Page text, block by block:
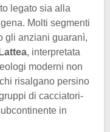
legato sia alla
Molti segmenti
gli anziani guaranì,
, interpretata
moderni non
risalgano persino
di cacciatori-
in